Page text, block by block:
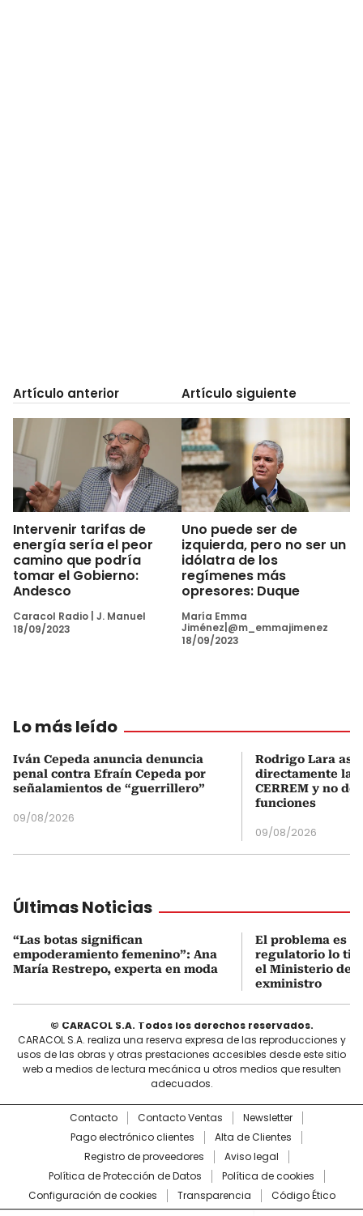
Artículo anterior
Intervenir tarifas de
energía sería el peor
camino que podría
tomar el Gobierno:
Andesco
Caracol Radio J. Manuel
18/09/2023
Artículo siguiente
Uno puede ser de
izquierda, pero no ser un
idólatra de los
regímenes más
opresores: Duque
María Emma
Jiménez|@m_emmajimenez
18/09/2023
Lo más leído
Iván Cepeda anuncia denuncia
penal contra Efraín Cepeda por
señalamientos de “guerrillero”
09/08/2026
Rodrigo Lara
directamente la
CERREM y no
funciones
09/08/2026
Últimas Noticias
“Las botas significan
empoderamiento femenino”: Ana
María Restrepo, experta en moda
El problema es
regulatorio lo
el Ministerio de
exministro
© CARACOL S.A. Todos los derechos reservados.
CARACOL S.A. realiza una reserva expresa de las reproducciones y
usos de las obras y otras prestaciones accesibles desde este sitio
web a medios de lectura mecánica u otros medios que resulten
adecuados.
Contacto Contacto Ventas
Newsletter
Pago electrónico clientes
Alta de Clientes
Registro de proveedores
Aviso legal
Política de Protección de Datos
Política de cookies
Configuración de cookies
Transparencia Código Ético